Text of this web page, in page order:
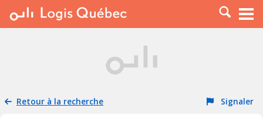
À LOUER
PLACER UNE ANNONCE
RESSOURCES
Retour à la recherche Signaler